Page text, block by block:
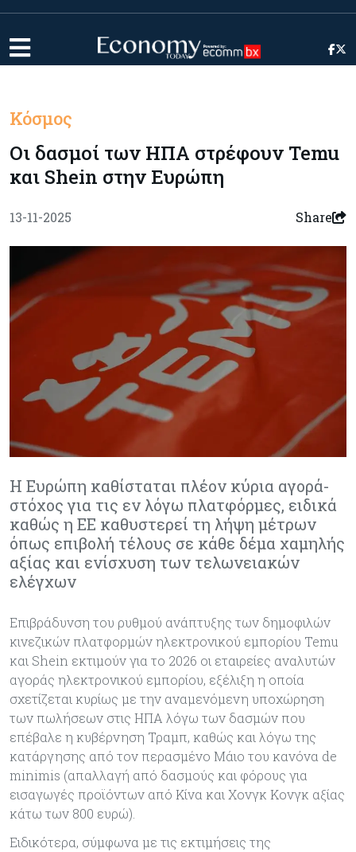
Κόσμος
Οι δασμοί των ΗΠΑ στρέφουν Temu
και Shein στην Ευρώπη
13-11-2025 Share
Η Ευρώπη καθίσταται πλέον κύρια αγορά-
στόχος για τις εν λόγω πλατφόρμες, ειδικά
καθώς η ΕΕ καθυστερεί τη λήψη μέτρων
όπως επιβολή τέλους σε κάθε δέμα χαμηλής
αξίας και ενίσχυση των τελωνειακών
ελέγχων
Επιβράδυνση του ρυθμού ανάπτυξης των δημοφιλών
κινεζικών πλατφορμών ηλεκτρονικού εμπορίου Temu
και Shein εκτιμούν για το 2026 οι εταιρείες αναλυτών
αγοράς ηλεκτρονικού εμπορίου, εξέλιξη η οποία
σχετίζεται κυρίως με την αναμενόμενη υποχώρηση
των πωλήσεων στις ΗΠΑ λόγω των δασμών που
επέβαλε η κυβέρνηση Τραμπ, καθώς και λόγω της
κατάργησης από τον περασμένο Μάιο του κανόνα de
minimis (απαλλαγή από δασμούς και φόρους για
εισαγωγές προϊόντων από Κίνα και Χονγκ Κονγκ αξίας
κάτω των 800 ευρώ).
Ειδικότερα, σύμφωνα με τις εκτιμήσεις της